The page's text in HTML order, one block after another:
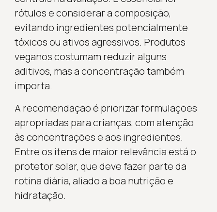
rótulos e considerar a composição,
evitando ingredientes potencialmente
tóxicos ou ativos agressivos. Produtos
veganos costumam reduzir alguns
aditivos, mas a concentração também
importa.
A recomendação é priorizar formulações
apropriadas para crianças, com atenção
às concentrações e aos ingredientes.
Entre os itens de maior relevância está o
protetor solar, que deve fazer parte da
rotina diária, aliado a boa nutrição e
hidratação.